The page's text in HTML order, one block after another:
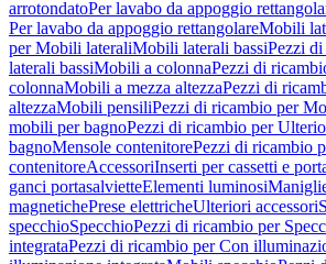
arrotondatoPer lavabo da appoggio
Per lavabo da appoggio rettangolareMobili
per Mobili lateraliMobili laterali bassiPezzi
laterali bassiMobili a colonnaPezzi di
colonnaMobili a mezza altezzaPezzi di
altezzaMobili pensiliPezzi di ricambio per
mobili per bagnoPezzi di ricambio per
bagnoMensole contenitorePezzi di ricambio
contenitoreAccessoriInserti per cassetti e
ganci portasalvietteElementi luminosi
magnetichePrese elettricheUlteriori accessori
specchioSpecchioPezzi di ricambio per
integrataPezzi di ricambio per Con